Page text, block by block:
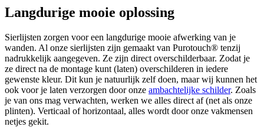
Langdurige mooie oplossing
Sierlijsten zorgen voor een langdurige mooie afwerking van je
wanden. Al onze sierlijsten zijn gemaakt van Purotouch® ‎tenzij
nadrukkelijk aangegeven. Ze zijn direct overschilderbaar. Zodat je
ze direct na de montage kunt (laten) overschilderen in iedere
gewenste kleur. Dit kun je natuurlijk zelf doen, maar wij kunnen het
ook voor je laten verzorgen door onze ambachtelijke schilder. Zoals
je van ons mag verwachten, werken we alles direct af (net als onze
plinten). Verticaal of horizontaal, alles wordt door onze vakmensen
netjes gekit.